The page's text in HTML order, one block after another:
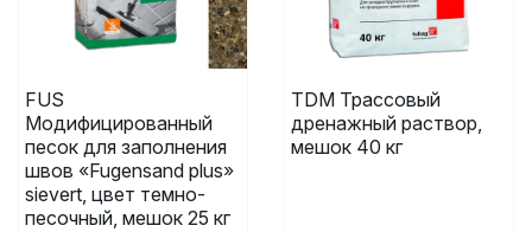
FUS
Модифицированный
песок для заполнения
швов «Fugensand plus»
sievert, цвет темно-
песочный, мешок 25 кг
TDM Трассовый
дренажный раствор,
мешок 40 кг